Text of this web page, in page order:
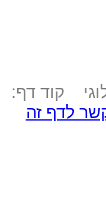
קוד דף:
לדף זה